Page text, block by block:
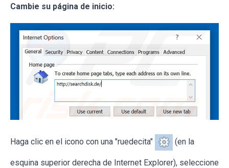
Cambie su página de inicio:
Haga clic en el icono con una "ruedecita" (en la
esquina superior derecha de Internet Explorer), seleccione